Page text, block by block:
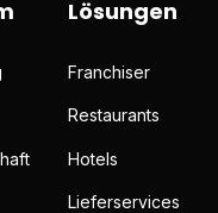
Lösungen
Franchiser
Restaurants
Hotels
Lieferservices